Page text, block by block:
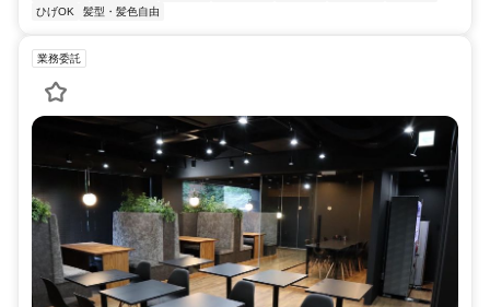
ひげOK
髪型・髪色自由
業務委託